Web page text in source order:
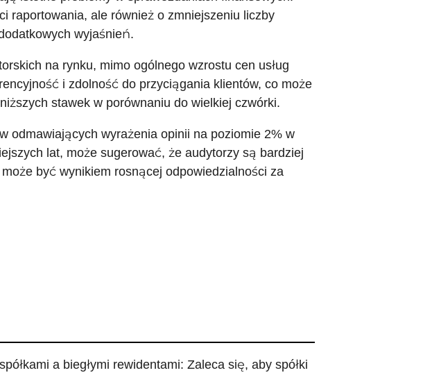
raportowania, ale również o zmniejszeniu liczby
wyjaśnień.
na rynku, mimo ogólnego wzrostu cen usług
i zdolność do przyciągania klientów, co może
stawek w porównaniu do wielkiej czwórki.
odmawiających wyrażenia opinii na poziomie 2% w
lat, może sugerować, że audytorzy są bardziej
być wynikiem rosnącej odpowiedzialności za
a biegłymi rewidentami: Zaleca się, aby spółki